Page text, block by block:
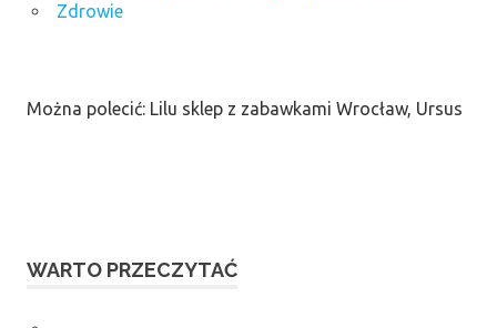
Zdrowie
Można polecić: Lilu sklep z zabawkami Wrocław, Ursus
WARTO PRZECZYTAĆ